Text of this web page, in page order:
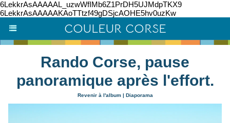
6LekkrAsAAAAAL_uzwWfIMb6Z1PrDH5UJMdpTKX9
6LekkrAsAAAAAKAoTTtzf49gDSjcAOHE5hv0uzKw
COULEUR CORSE
Rando Corse, pause
panoramique après l'effort.
Revenir à l'album | Diaporama